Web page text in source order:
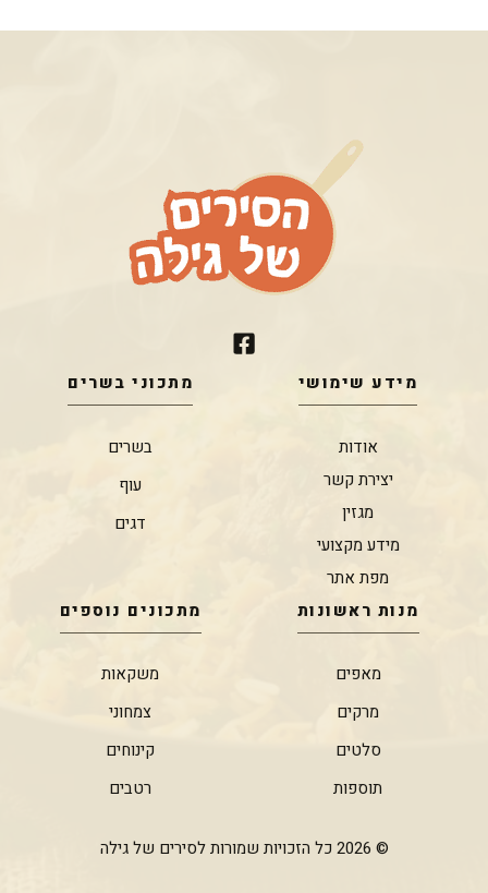
מידע שימושי
אודות
יצירת קשר
מגזין
מידע מקצועי
מפת אתר
מתכוני בשרים
בשרים
עוף
דגים
מנות ראשונות
מאפים
מרקים
סלטים
תוספות
מתכונים נוספים
משקאות
צמחוני
קינוחים
רטבים
© 2026 כל הזכויות שמורות לסירים של גילה